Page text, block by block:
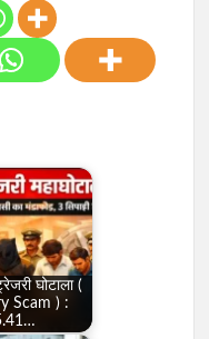
घोटाला (
Scam ) :